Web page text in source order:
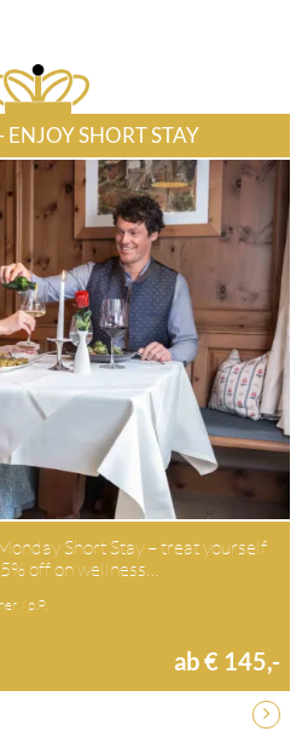
SHORT STAY
Short Stay – treat yourself
off on wellness…
/ p.P.
ab € 145,-